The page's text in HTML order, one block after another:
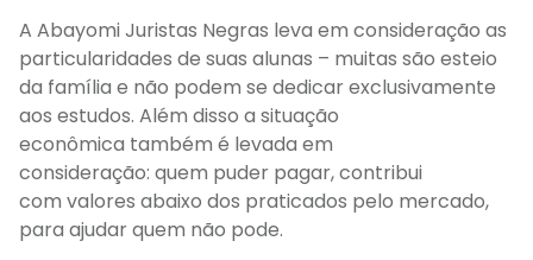
A Abayomi Juristas Negras leva em consideração as
particularidades de suas alunas – muitas são esteio
da família e não podem se dedicar exclusivamente
aos estudos. Além disso a situação
econômica também é levada em
consideração: quem puder pagar, contribui
com valores abaixo dos praticados pelo mercado,
para ajudar quem não pode.